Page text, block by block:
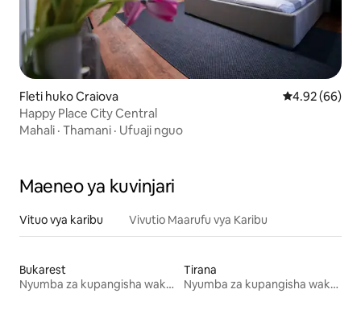
Fleti huko Craiova Ukadiriaji wa
4.92 (66)
Happy Place City Central
Mahali · Thamani · Ufuaji nguo
Maeneo ya kuvinjari
Vituo vya karibu Vivutio Maarufu vya Karibu
Bukarest
Nyumba za kupangisha wakati wa likizo
Tirana
Nyumba za kupangisha wakati wa likizo